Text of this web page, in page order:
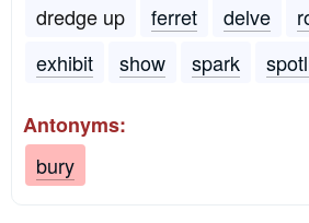
dredge up
ferret delve
exhibit
show spark
Antonyms:
bury